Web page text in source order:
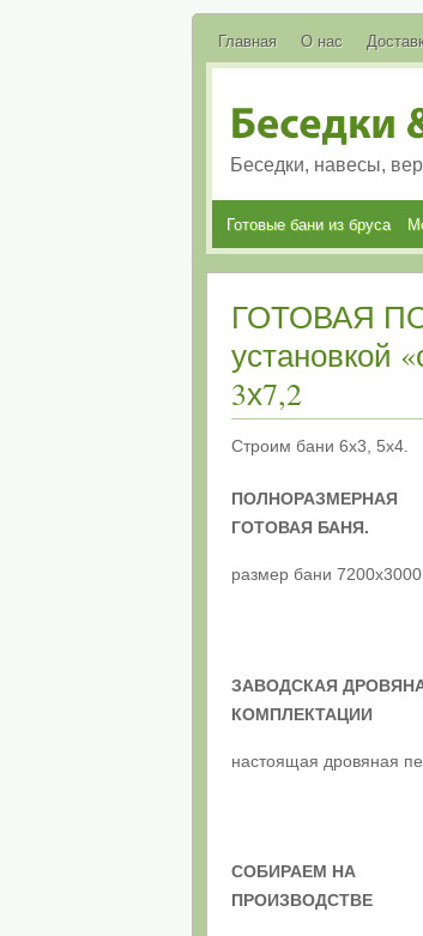
Главная О нас
Беседки, навесы,
Готовые бани из бруса
ГОТОВАЯ
установкой
3х7,2
Строим бани 6х3, 5х4.
ПОЛНОРАЗМЕРНАЯ
ГОТОВАЯ БАНЯ.
размер бани 7200х3000
ЗАВОДСКАЯ
КОМПЛЕКТАЦИИ
настоящая дровяная
СОБИРАЕМ НА
ПРОИЗВОДСТВЕ